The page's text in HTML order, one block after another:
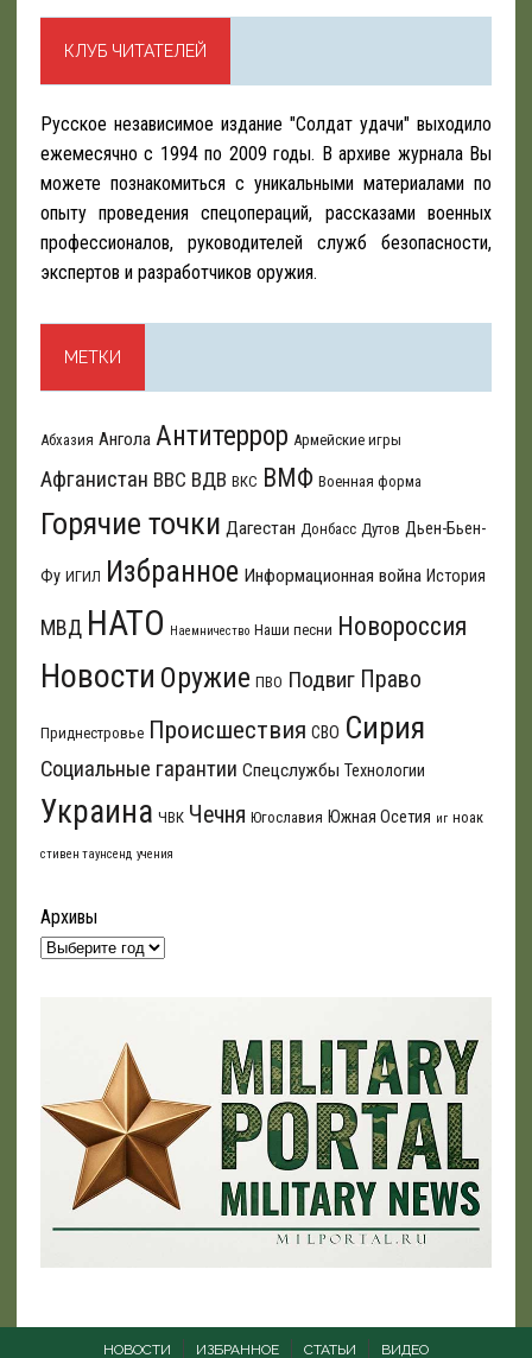
КЛУБ ЧИТАТЕЛЕЙ
Русское независимое издание "Солдат удачи" выходило
ежемесячно с 1994 по 2009 годы. В архиве журнала Вы
можете познакомиться с уникальными материалами по
опыту проведения спецопераций, рассказами военных
профессионалов, руководителей служб безопасности,
экспертов и разработчиков оружия.
МЕТКИ
Абхазия Ангола Антитеррор Армейские игры
Афганистан ВВС ВДВ ВКС ВМФ Военная форма
Горячие точки Дагестан Донбасс Дутов Дьен-Бьен-
Фу ИГИЛ Избранное Информационная война История
МВД НАТО Наемничество Наши песни Новороссия
Новости Оружие ПВО Подвиг Право
Приднестровье Происшествия СВО Сирия
Социальные гарантии Спецслужбы Технологии
Украина ЧВК Чечня Югославия Южная Осетия иг ноак
стивен таунсенд учения
Архивы
НОВОСТИ ИЗБРАННОЕ СТАТЬИ ВИДЕО